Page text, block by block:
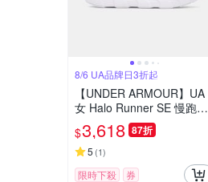
8/6 UA品牌日3折起
【UNDER ARMOUR】UA
女 Halo Runner SE 慢跑鞋_
6011355-001
$3,618 87折
5 (1)
限時下殺 券